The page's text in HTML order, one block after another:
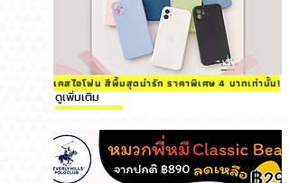
เคสไอโฟน สีพื้นสุดน่ารัก ราคาพิเศษ 4 บาทเท่านั้น!
ดูเพิ่มเติม